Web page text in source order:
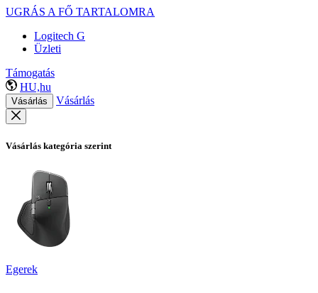
UGRÁS A FŐ TARTALOMRA
Logitech G
Üzleti
Támogatás
HU,hu
Vásárlás Vásárlás
Vásárlás kategória szerint
Egerek